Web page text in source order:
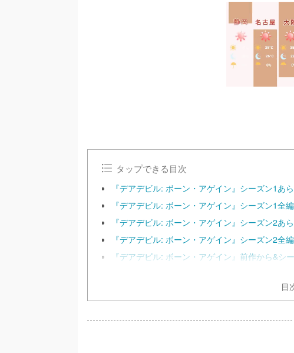
タップできる目次
『デアデビル: ボーン・アゲイン』シーズン1あ
『デアデビル: ボーン・アゲイン』シーズン1全
『デアデビル: ボーン・アゲイン』シーズン2あ
『デアデビル: ボーン・アゲイン』シーズン2全
『デアデビル: ボーン・アゲイン』前作から&シ
目